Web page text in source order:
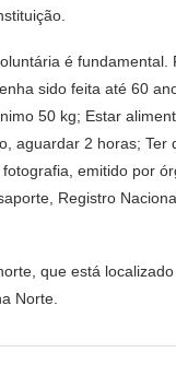
é
sido feita até 60
50 kg; Estar
aguardar 2 horas;
emitido por
Registro
que está
Norte.